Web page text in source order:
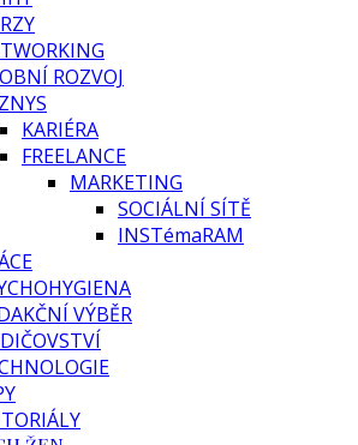
ROZVOJ
KARIÉRA
FREELANCE
MARKETING
SOCIÁLNÍ SÍTĚ
INSTémaRAM
VÝBĚR